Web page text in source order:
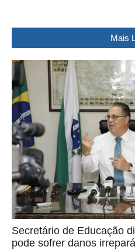
Mais
Secretário de Educação
pode sofrer danos